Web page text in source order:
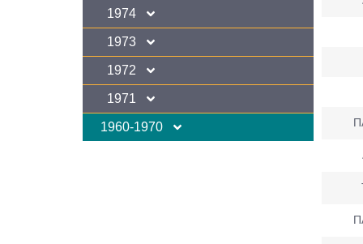
1974
1973
1972
1971
1960-1970